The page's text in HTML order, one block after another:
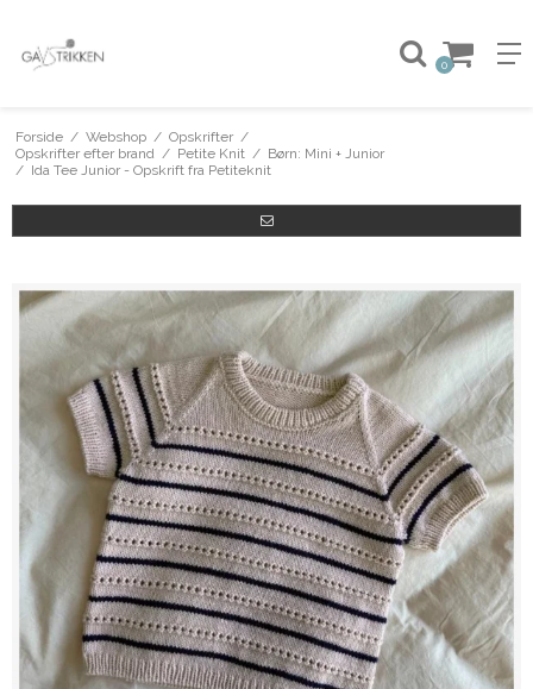
0
Forside / Webshop / Opskrifter /
Opskrifter efter brand / Petite Knit / Børn: Mini + Junior
/ Ida Tee Junior - Opskrift fra Petiteknit